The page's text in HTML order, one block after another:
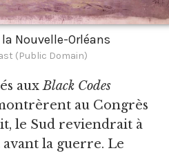
Nouvelle-Orléans
(Public Domain)
auxBlack Codes
au Congrès
le Sud reviendrait à
la guerre. Le